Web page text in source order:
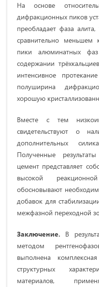
На основе
дифракционных пиков
преобладает фаза алита,
сравнительно меньшем
пики алюминатных
содержании
интенсивное
полуширина
хорошую
Вместе с тем
свидетельствуют о
дополнительных
Полученные
цемент представляет
высокой
обосновывают
добавок для
межфазной переходной
Заключение. В
методом
выполнена
структурных
материалов,